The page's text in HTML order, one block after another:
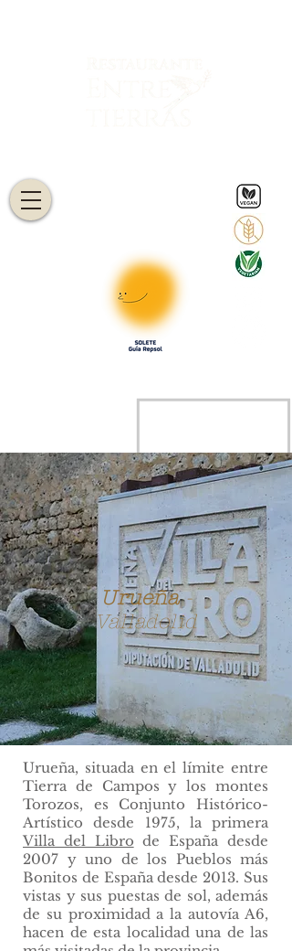
Urueña-
Valladolid
Urueña, situada en el límite entre
Tierra de Campos y los montes
Torozos, es Conjunto Histórico-
Artístico desde 1975, la primera
Villa del Libro de España desde
2007 y uno de los Pueblos más
Bonitos de España desde 2013. Sus
vistas y sus puestas de sol, además
de su proximidad a la autovía A6,
hacen de esta localidad una de las